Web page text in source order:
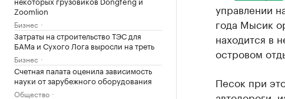
Zoomlion
Бизнес
Затраты на строительство ТЭС для
БАМа и Сухого Лога выросли на треть
Бизнес
Счетная палата оценила зависимость
науки от зарубежного оборудования
Общество
управлении
года Мысик
находится в
островом
Песок при